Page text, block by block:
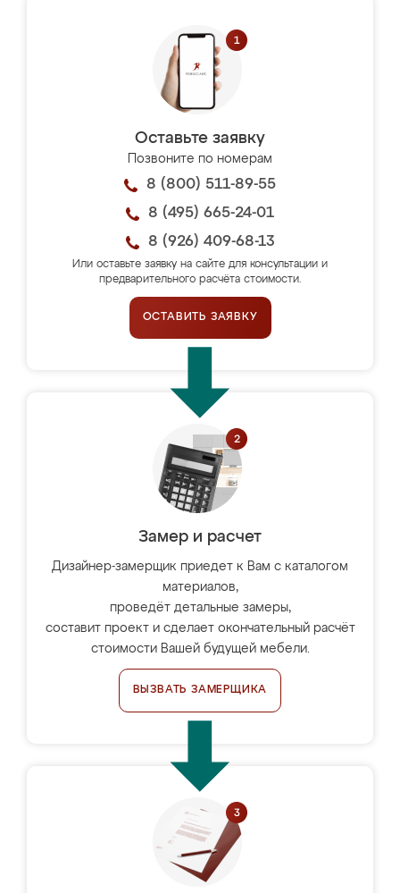
Оставьте заявку
Позвоните по номерам
8 (800) 511-89-55
8 (495) 665-24-01
8 (926) 409-68-13
Или оставьте заявку на сайте для консультации и
предварительного расчёта стоимости.
ОСТАВИТЬ ЗАЯВКУ
Замер и расчет
Дизайнер-замерщик приедет к Вам с каталогом
материалов,
проведёт детальные замеры,
составит проект и сделает окончательный расчёт
стоимости Вашей будущей мебели.
ВЫЗВАТЬ ЗАМЕРЩИКА